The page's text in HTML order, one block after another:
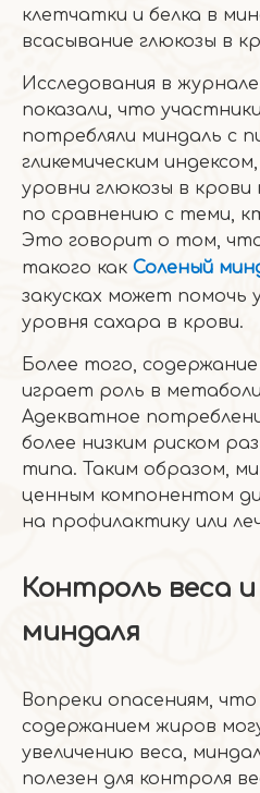
клетчатки и белка в
всасывание глюкозы в
Исследования в журнале
показали, что
потребляли миндаль с
гликемическим
уровни глюкозы в
по сравнению с теми,
Это говорит о том, что
такого как Соленый
закусках может помочь
уровня сахара в крови.
Более того,
играет роль в
Адекватное
более низким риском
типа. Таким образом,
ценным компонентом
на профилактику или
Контроль веса
миндаля
Вопреки опасениям,
содержанием жиров
увеличению веса,
полезен для контроля